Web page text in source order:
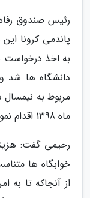
رئیس صندوق
پاندمی کرونا
به اخذ درخواست
دانشگاه ها شد
ماه 1398 اقدام نموده است.
رحیمی گفت:
خوابگاه ها
از آنجاکه تا به